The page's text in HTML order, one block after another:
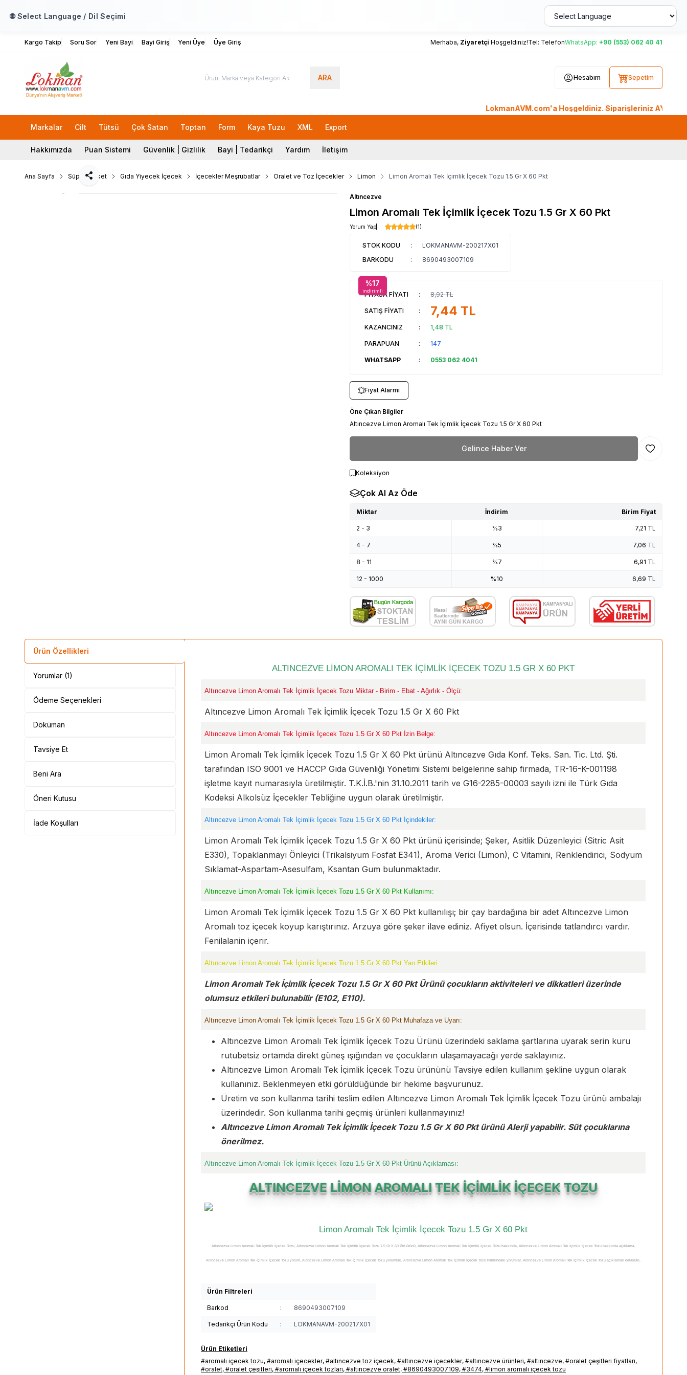
🌐 Select Language / Dil Seçimi
Kargo Takip Soru Sor Yeni Bayi Bayi Giriş Yeni Üye Üye Giriş Merhaba, Ziyaretçi Hoşgeldiniz!Tel: TelefonWhatsApp: +90 (553) 062 40 41
ARA Hesabım Sepetim
LokmanAVM.com'a Hoşgeldiniz. Siparişleriniz AYNI GÜN
Markalar Cilt Tütsü Çok Satan Toptan Form Kaya Tuzu XML Export
Hakkımızda Puan Sistemi Güvenlik | Gizlilik Bayi | Tedarikçi Yardım İletişim
Ana Sayfa Süpermarket Gıda Yiyecek İçecek İçecekler Meşrubatlar Oralet ve Toz İçecekler Limon Limon Aromalı Tek İçimlik İçecek Tozu 1.5 Gr X 60 Pkt
Paylaş
Altıncezve
Limon Aromalı Tek İçimlik İçecek Tozu 1.5 Gr X 60 Pkt
Yorum Yap (1)
STOK KODU :
LOKMANAVM-200217X01
BARKODU
: 8690493007109
%17
indirimli
PİYASA FİYATI : 8,92TL
SATIŞ FİYATI : 7,44 TL
KAZANCINIZ : 1,48 TL
PARAPUAN : 147
WHATSAPP : 0553 062 4041
Fiyat Alarmı
Öne Çıkan Bilgiler
Altıncezve Limon Aromalı Tek İçimlik İçecek Tozu 1.5 Gr X 60 Pkt
Gelince Haber Ver Favoriye
Koleksiyon
Çok Al Az Öde
Miktar İndirim Birim Fiyat
2 - 3 %3 7,21 TL
4 - 7 %5 7,06 TL
8 - 11 %7 6,91 TL
12 - 1000 %10 6,69 TL
Ürün Özellikleri
Yorumlar (1)
Ödeme Seçenekleri
Döküman
Tavsiye Et
Beni Ara
Öneri Kutusu
İade Koşulları
ALTINCEZVE LİMON AROMALI TEK İÇİMLİK İÇECEK TOZU 1.5 GR X 60 PKT
Altıncezve Limon Aromalı Tek İçimlik İçecek Tozu Miktar - Birim - Ebat - Ağırlık - Ölçü:
Altıncezve Limon Aromalı Tek İçimlik İçecek Tozu 1.5 Gr X 60 Pkt
Altıncezve Limon Aromalı Tek İçimlik İçecek Tozu 1.5 Gr X 60 Pkt İzin Belge:
Limon Aromalı Tek İçimlik İçecek Tozu 1.5 Gr X 60 Pkt ürünü Altıncezve Gıda Konf. Teks. San. Tic. Ltd. Şti.
tarafından ISO 9001 ve HACCP Gıda Güvenliği Yönetimi Sistemi belgelerine sahip firmada, TR-16-K-001198
işletme kayıt numarasıyla üretilmiştir. T.K.İ.B.'nin 31.10.2011 tarih ve G16-2285-00003 sayılı izni ile Türk Gıda
Kodeksi Alkolsüz İçecekler Tebliğine uygun olarak üretilmiştir.
Altıncezve Limon Aromalı Tek İçimlik İçecek Tozu 1.5 Gr X 60 Pkt İçindekiler:
Limon Aromalı Tek İçimlik İçecek Tozu 1.5 Gr X 60 Pkt ürünü içerisinde; Şeker, Asitlik Düzenleyici (Sitric Asit
E330), Topaklanmayı Önleyici (Trikalsiyum Fosfat E341), Aroma Verici (Limon), C Vitamini, Renklendirici, Sodyum
Sıklamat-Aspartam-Asesulfam, Ksantan Gum bulunmaktadır.
Altıncezve Limon Aromalı Tek İçimlik İçecek Tozu 1.5 Gr X 60 Pkt Kullanımı:
Limon Aromalı Tek İçimlik İçecek Tozu 1.5 Gr X 60 Pkt kullanılışı; bir çay bardağına bir adet Altıncezve Limon
Aromalı toz içecek koyup karıştırınız. Arzuya göre şeker ilave ediniz. Afiyet olsun. İçerisinde tatlandırcı vardır.
Fenilalanin içerir.
Altıncezve Limon Aromalı Tek İçimlik İçecek Tozu 1.5 Gr X 60 Pkt Yan Etkileri:
Limon Aromalı Tek İçimlik İçecek Tozu 1.5 Gr X 60 Pkt Ürünü çocukların aktiviteleri ve dikkatleri üzerinde
olumsuz etkileri bulunabilir (E102, E110).
Altıncezve Limon Aromalı Tek İçimlik İçecek Tozu 1.5 Gr X 60 Pkt Muhafaza ve Uyarı:
Altıncezve Limon Aromalı Tek İçimlik İçecek Tozu Ürünü üzerindeki saklama şartlarına uyarak serin kuru
rutubetsiz ortamda direkt güneş ışığından ve çocukların ulaşamayacağı yerde saklayınız.
Altıncezve Limon Aromalı Tek İçimlik İçecek Tozu ürününü Tavsiye edilen kullanım şekline uygun olarak
kullanınız. Beklenmeyen etki görüldüğünde bir hekime başvurunuz.
Üretim ve son kullanma tarihi teslim edilen Altıncezve Limon Aromalı Tek İçimlik İçecek Tozu ürünü ambalajı
üzerindedir. Son kullanma tarihi geçmiş ürünleri kullanmayınız!
Altıncezve Limon Aromalı Tek İçimlik İçecek Tozu 1.5 Gr X 60 Pkt ürünü Alerji yapabilir. Süt çocuklarına
önerilmez.
Altıncezve Limon Aromalı Tek İçimlik İçecek Tozu 1.5 Gr X 60 Pkt Ürünü Açıklaması:
ALTINCEZVE LİMON AROMALI TEK İÇİMLİK İÇECEK TOZU
Limon Aromalı Tek İçimlik İçecek Tozu 1.5 Gr X 60 Pkt
Altıncezve Limon Aromalı Tek İçimlik İçecek Tozu, Altıncezve Limon Aromalı Tek İçimlik İçecek Tozu 1.5 Gr X 60 Pkt ürünü, Altıncezve Limon Aromalı Tek İçimlik İçecek Tozu hakkında, Altıncezve Limon Aromalı Tek İçimlik İçecek Tozu hakkında açıklama,
Altıncezve Limon Aromalı Tek İçimlik İçecek Tozu yorum, Altıncezve Limon Aromalı Tek İçimlik İçecek Tozu yorumları, Altıncezve Limon Aromalı Tek İçimlik İçecek Tozu hakkındaki yorumlar, Altıncezve Limon Aromalı Tek İçimlik İçecek Tozu açıklamalı detayları,
Aromalı Tek İçimlik İçecek Tozu uyarılar, Altıncezve Limon Aromalı Tek İçimlik İçecek Tozu yararları, Altıncezve Limon Aromalı Tek İçimlik İçecek Tozu yararlı mı, Altıncezve Limon Aromalı Tek İçimlik İçecek Tozu satışı, Altıncezve Limon Aromalı Tek İçimlik İçecek
Limon Aromalı Tek İçimlik İçecek Tozu faydası, Altıncezve Limon Aromalı Tek İçimlik İçecek Tozu ne işe yarar, Altıncezve Limon Aromalı Tek İçimlik İçecek Tozu ne kadar, Altıncezve Limon Aromalı Tek İçimlik İçecek Tozu fiyatı, Altıncezve Limon Aromalı Tek
İçimlik İçecek Tozu fiyatları, Altıncezve Limon Aromalı Tek İçimlik İçecek Tozu detayları, Altıncezve Limon Aromalı Tek İçimlik İçecek Tozu açıklamaları, Altıncezve Limon Aromalı Tek İçimlik İçecek Tozu ürünü faydaları, Altıncezve Limon Aromalı Tek İçimlik
Ürün Filtreleri
Barkod : 8690493007109
Tedarikçi Ürün Kodu : LOKMANAVM-200217X01
Ürün Etiketleri
#aromalı içecek tozu, #aromalı içecekler, #altıncezve toz içecek, #altincezve içecekler, #altıncezve ürünleri, #altıncezve, #oralet çeşitleri fiyatları,
#oralet, #oralet çeşitleri, #aromalı içecek tozları, #altıncezve oralet, #8690493007109, #3474, #limon aromalı içecek tozu